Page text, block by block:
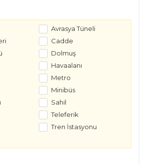
Avrasya Tüneli
Cadde
Dolmuş
Havaalanı
Metro
Minibüs
Sahil
Teleferik
Tren İstasyonu